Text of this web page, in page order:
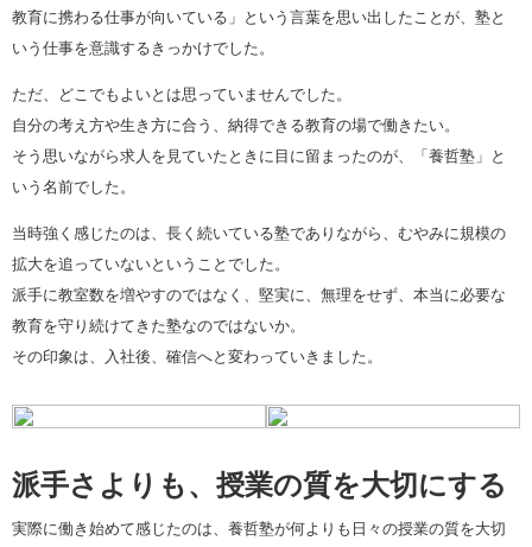
教育に携わる仕事が向いている」という言葉を思い出したことが、塾と
いう仕事を意識するきっかけでした。
ただ、どこでもよいとは思っていませんでした。
自分の考え方や生き方に合う、納得できる教育の場で働きたい。
そう思いながら求人を見ていたときに目に留まったのが、「養哲塾」と
いう名前でした。
当時強く感じたのは、長く続いている塾でありながら、むやみに規模の
拡大を追っていないということでした。
派手に教室数を増やすのではなく、堅実に、無理をせず、本当に必要な
教育を守り続けてきた塾なのではないか。
その印象は、入社後、確信へと変わっていきました。
派手さよりも、授業の質を大切にする
実際に働き始めて感じたのは、養哲塾が何よりも日々の授業の質を大切